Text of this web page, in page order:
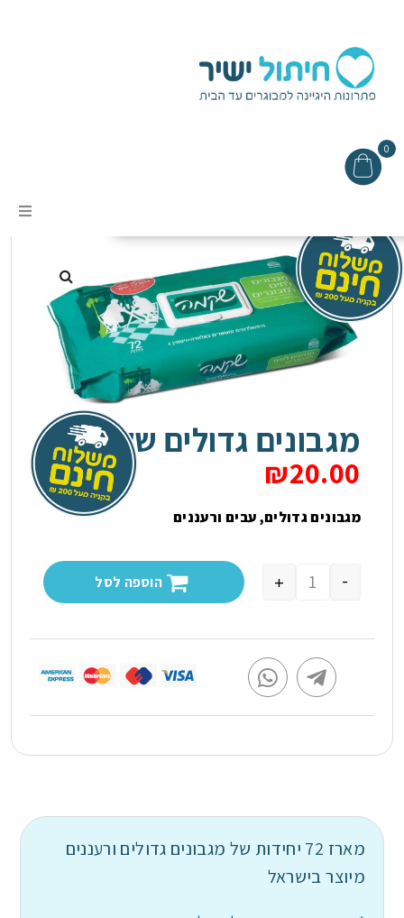
0
אודות
מבצעים
תקנון האתר
צור קשר
חיתולים למבוגרים
מגבונים
מוצרים נלווים
עמוד הבית
מגבונים גדולים שקמה
₪20.00
מגבונים גדולים, עבים ורעננים
-
+ הוספה לסל
מארז 72 יחידות של מגבונים גדולים ורעננים
מיוצר בישראל